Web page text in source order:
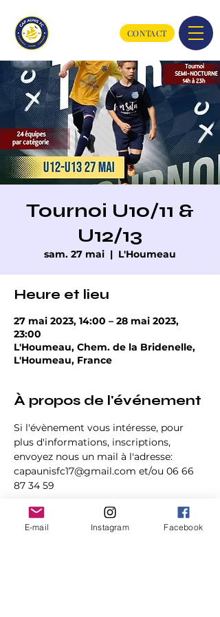
CONTACT
Tournoi U10/11 &
U12/13
sam. 27 mai
  |
L'Houmeau
Heure et lieu
27 mai 2023, 14:00 – 28 mai 2023,
23:00
L'Houmeau, Chem. de la Bridenelle,
L'Houmeau, France
À propos de l'événement
Si l'évènement vous intéresse, pour
plus d'informations, inscriptions,
envoyez nous un mail à l'adresse:
capaunisfc17@gmail.com et/ou 06 66
87 34 59
E-mail Instagram Facebook